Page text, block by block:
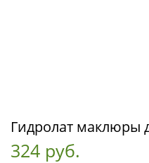
Гидролат маклюры
324 руб.